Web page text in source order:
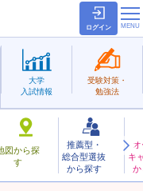
ログイン
図から探
す
推薦型・
総合型選抜
から探す
キ
か
大学
入試情報
受験対策・
勉強法
お気に入り